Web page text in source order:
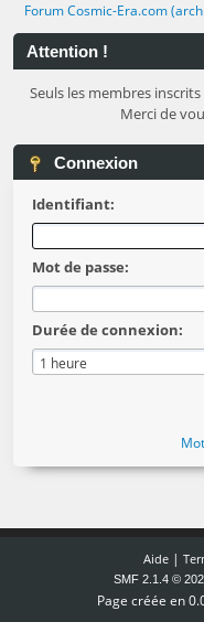
Forum Cosmic-Era.com
Attention !
Seuls les membres
Merci de
Connexion
Identifiant:
Mot de passe:
Durée de connexion:
Aide|
SMF 2.1.4 ©
Page créée en